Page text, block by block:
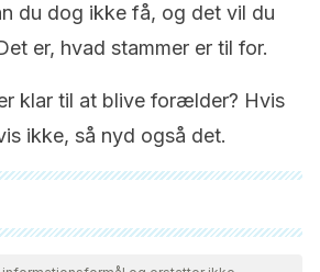
du dog ikke få, og det vil du
er, hvad stammer er til for.
klar til at blive forælder? Hvis
ikke, så nyd også det.
grundigt gennemgået af vores team
pålidelighed, aktualitet og validitet.